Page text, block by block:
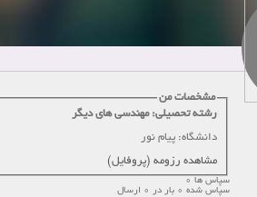
مشخصات من
رشته تحصیلی: مهندسی های دیگر
دانشگاه: پیام نور
مشاهده رزومه (پروفایل)
سپاس ها 0
سپاس شده 0 بار در 0 ارسال